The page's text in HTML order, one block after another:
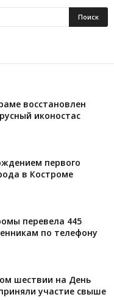
восстановлен
иконостас
первого
в Костроме
перевела 445
по телефону
шествии на День
участие свыше